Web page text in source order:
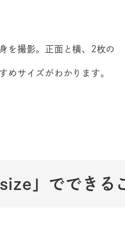
を撮影。正面と横、2枚の
めサイズがわかります。
」でできる